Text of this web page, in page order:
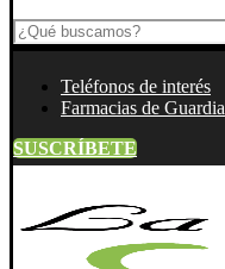
Teléfonos de interés
Farmacias de Guardia
SUSCRÍBETE